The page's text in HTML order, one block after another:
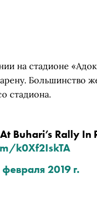
на стадионе
Большинство
стадиона.
k0Xf2IskTA
февраля 2019 г.